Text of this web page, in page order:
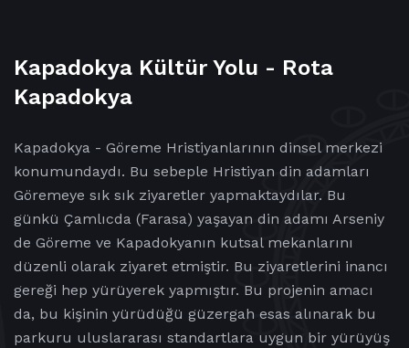
Kapadokya Kültür Yolu - Rota
Kapadokya
Kapadokya - Göreme Hristiyanlarının dinsel merkezi
konumundaydı. Bu sebeple Hristiyan din adamları
Göremeye sık sık ziyaretler yapmaktaydılar. Bu
günkü Çamlıcda (Farasa) yaşayan din adamı Arseniy
de Göreme ve Kapadokyanın kutsal mekanlarını
düzenli olarak ziyaret etmiştir. Bu ziyaretlerini inancı
gereği hep yürüyerek yapmıştır. Bu projenin amacı
da, bu kişinin yürüdüğü güzergah esas alınarak bu
parkuru uluslararası standartlara uygun bir yürüyüş